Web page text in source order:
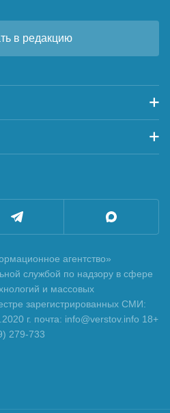
в редакцию
агентство»
службой по надзору в сфере
и массовых
зарегистрированных СМИ:
г. почта: info@verstov.info 18+
279-733